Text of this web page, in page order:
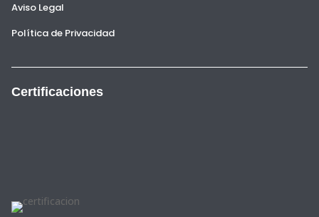
Aviso Legal
Política de Privacidad
Certificaciones